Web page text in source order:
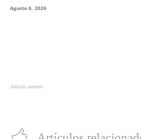
Agosto 6, 2026
Artículo anterior